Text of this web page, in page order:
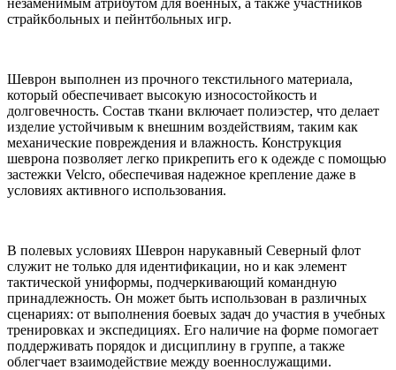
страйкбольных и пейнтбольных игр.
Шеврон выполнен из прочного текстильного материала,
который обеспечивает высокую износостойкость и
долговечность. Состав ткани включает полиэстер, что делает
изделие устойчивым к внешним воздействиям, таким как
механические повреждения и влажность. Конструкция
шеврона позволяет легко прикрепить его к одежде с помощью
застежки Velcro, обеспечивая надежное крепление даже в
условиях активного использования.
В полевых условиях Шеврон нарукавный Северный флот
служит не только для идентификации, но и как элемент
тактической униформы, подчеркивающий командную
принадлежность. Он может быть использован в различных
сценариях: от выполнения боевых задач до участия в учебных
тренировках и экспедициях. Его наличие на форме помогает
поддерживать порядок и дисциплину в группе, а также
облегчает взаимодействие между военнослужащими.